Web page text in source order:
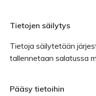
Tietojen säilytys
Tietoja säilytetään
tallennetaan salatussa
Pääsy tietoihin